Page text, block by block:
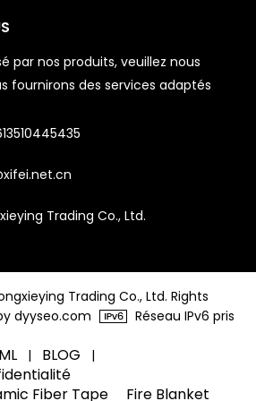
par nos produits, veuillez nous
fournirons des services adaptés
Trading Co., Ltd.
Trading Co., Ltd. Rights
dyyseo.com
Réseau IPv6 pris
| BLOG |
Fiber Tape Fire Blanket